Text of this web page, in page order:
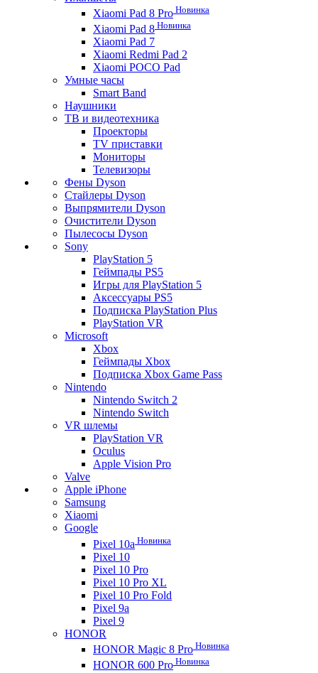
Xiaomi Pad 8 Pro Новинка
Xiaomi Pad 8 Новинка
Xiaomi Pad 7
Xiaomi Redmi Pad 2
Xiaomi POCO Pad
Умные часы
Smart Band
Наушники
ТВ и видеотехника
Проекторы
TV приставки
Мониторы
Телевизоры
Фены Dyson
Стайлеры Dyson
Выпрямители Dyson
Очистители Dyson
Пылесосы Dyson
Sony
PlayStation 5
Геймпады PS5
Игры для PlayStation 5
Аксессуары PS5
Подписка PlayStation Plus
PlayStation VR
Microsoft
Xbox
Геймпады Xbox
Подписка Xbox Game Pass
Nintendo
Nintendo Switch 2
Nintendo Switch
VR шлемы
PlayStation VR
Oculus
Apple Vision Pro
Valve
Apple iPhone
Samsung
Xiaomi
Google
Pixel 10a Новинка
Pixel 10
Pixel 10 Pro
Pixel 10 Pro XL
Pixel 10 Pro Fold
Pixel 9a
Pixel 9
HONOR
HONOR Magic 8 Pro Новинка
HONOR 600 Pro Новинка